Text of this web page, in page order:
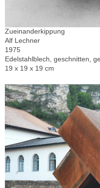
Zueinanderkippung
Alf Lechner
1975
Edelstahlblech, geschnitten,
19 x 19 x 19 cm